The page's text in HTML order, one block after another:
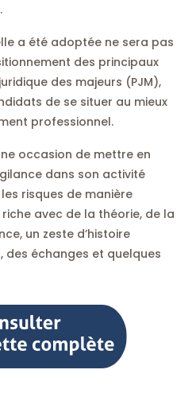
a été adoptée ne sera pas
des principaux
des majeurs (PJM),
de se situer au mieux
professionnel.
occasion de mettre en
dans son activité
risques de manière
avec de la théorie, de la
un zeste d’histoire
des échanges et quelques